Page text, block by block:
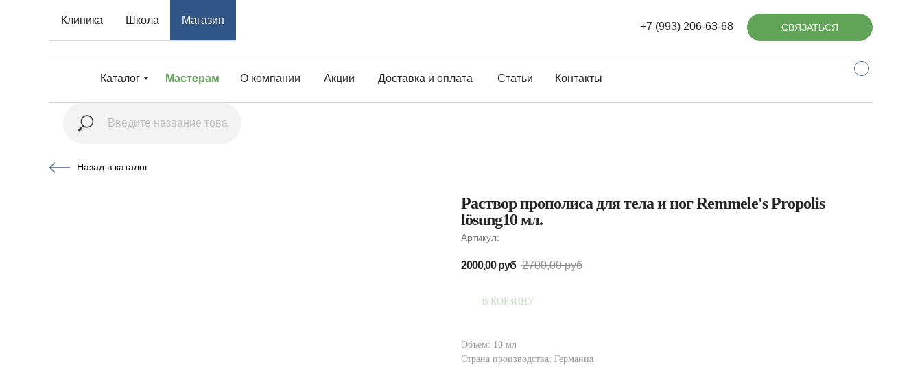
Клиника Школа Магазин
СВЯЗАТЬСЯ
+7 (993) 206-63-68
Каталог О компании Акции
Мастерам Доставка и оплата Статьи Контакты
Назад в каталог
Раствор прополиса для тела и ног Remmele's Propolis
lösung10 мл.
Артикул:
2000,00 руб 2700,00 руб
В КОРЗИНУ
Объем: 10 мл
Страна производства: Германия